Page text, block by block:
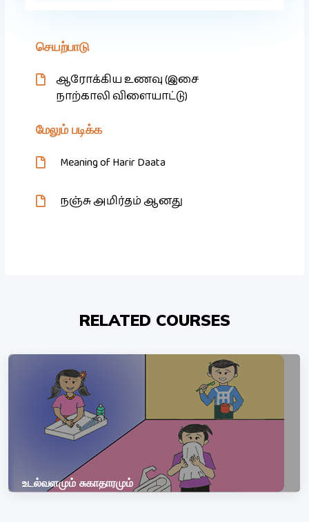
செயற்பாடு
ஆரோக்கிய உணவு (இசை
நாற்காலி விளையாட்டு)
மேலும் படிக்க
Meaning of Harir Daata
நஞ்சு அமிர்தம் ஆனது
RELATED COURSES
உடல்வளமும் சுகாதாரமும்